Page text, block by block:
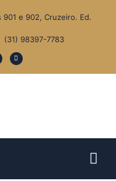
901 e 902, Cruzeiro. Ed.
(31) 98397-7783